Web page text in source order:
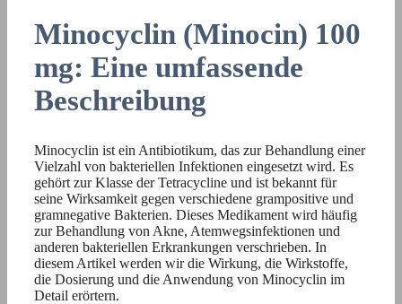
Minocyclin (Minocin) 100
mg: Eine umfassende
Beschreibung
Minocyclin ist ein Antibiotikum, das zur Behandlung einer
Vielzahl von bakteriellen Infektionen eingesetzt wird. Es
gehört zur Klasse der Tetracycline und ist bekannt für
seine Wirksamkeit gegen verschiedene grampositive und
gramnegative Bakterien. Dieses Medikament wird häufig
zur Behandlung von Akne, Atemwegsinfektionen und
anderen bakteriellen Erkrankungen verschrieben. In
diesem Artikel werden wir die Wirkung, die Wirkstoffe,
die Dosierung und die Anwendung von Minocyclin im
Detail erörtern.